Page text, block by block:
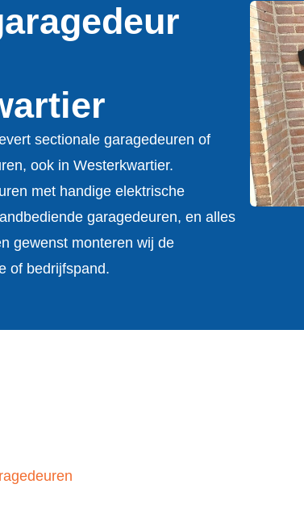
sectionale garagedeuren of
ook in Westerkwartier.
met handige elektrische
garagedeuren, en alles
gewenst monteren wij de
of bedrijfspand.